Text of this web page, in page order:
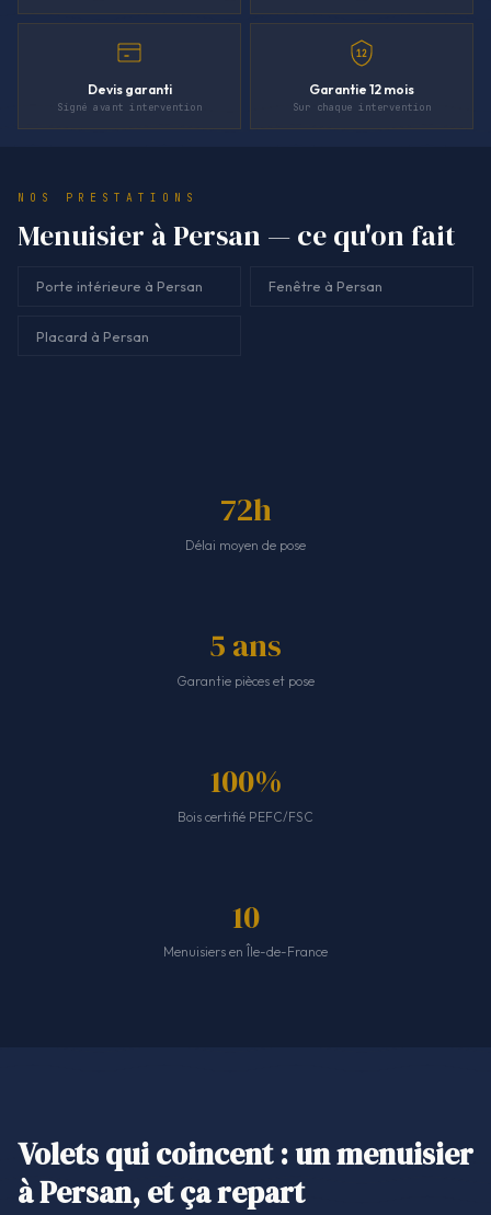
Devis garanti
Signé avant intervention
12
Garantie 12 mois
Sur chaque intervention
NOS PRESTATIONS
Menuisier à Persan — ce qu'on fait
Porte intérieure à Persan Fenêtre à Persan
Placard à Persan
72h
Délai moyen de pose
5 ans
Garantie pièces et pose
100%
Bois certifié PEFC/FSC
10
Menuisiers en Île-de-France
Volets qui coincent : un menuisier
à Persan, et ça repart